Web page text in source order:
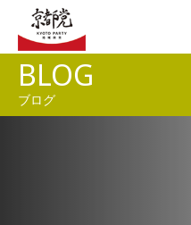
BLOG
ブログ